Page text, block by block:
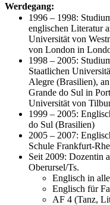
Werdegang:
1996 – 1998:
englischen Literatur
Universität von
von London in
1998 – 2005:
Staatlichen
Alegre (Brasilien),
Grande do Sul in
Universität von
1999 – 2005:
do Sul (Brasilien)
2005 – 2007:
Schule Frankfurt-
Seit 2009: Dozentin
Oberursel/Ts.
Englisch in
Englisch für
AF 4 (Tanz,